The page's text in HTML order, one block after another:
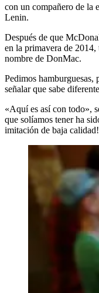
con un compañero de la
Lenin.
Después de que
en la primavera de
nombre de DonMac.
Pedimos hamburguesas,
señalar que sabe
«Aquí es así con todo»,
que solíamos tener ha
imitación de baja